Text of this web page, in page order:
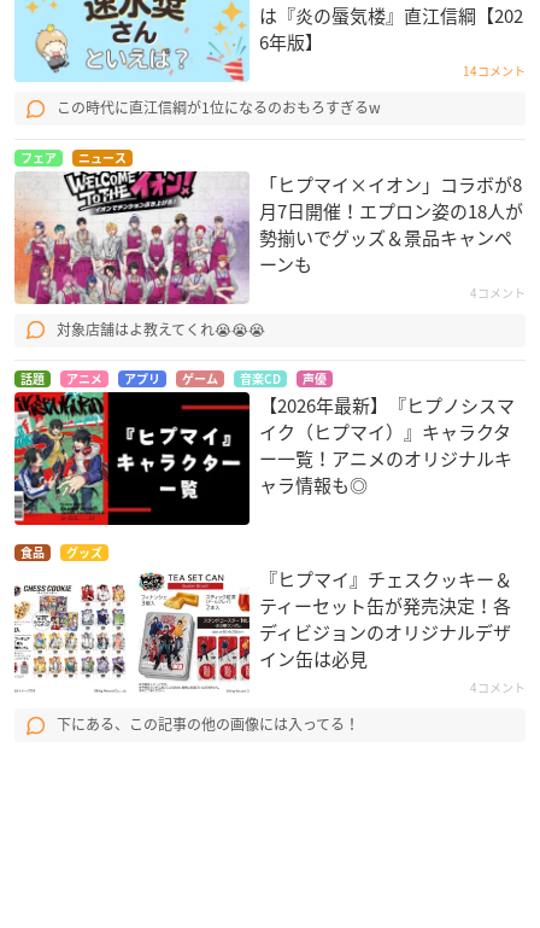
は『炎の蜃気楼』直江信綱【202
6年版】
14コメント
この時代に直江信綱が1位になるのおもろすぎるw
フェア ニュース
「ヒプマイ×イオン」コラボが8
月7日開催！エプロン姿の18人が
勢揃いでグッズ＆景品キャンペ
ーンも
4コメント
対象店舗はよ教えてくれ😭😭😭
話題 アニメ アプリ ゲーム 音楽CD 声優
【2026年最新】『ヒプノシスマ
イク（ヒプマイ）』キャラクタ
ー一覧！アニメのオリジナルキ
ャラ情報も◎
食品 グッズ
『ヒプマイ』チェスクッキー＆
ティーセット缶が発売決定！各
ディビジョンのオリジナルデザ
イン缶は必見
4コメント
下にある、この記事の他の画像には入ってる！